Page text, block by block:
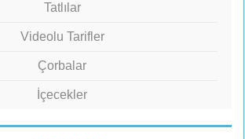
Tatlılar
Videolu Tarifler
Çorbalar
İçecekler